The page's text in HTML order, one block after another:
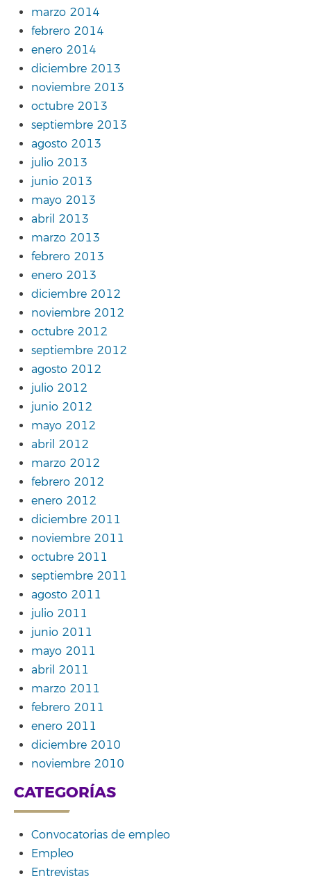
marzo 2014
febrero 2014
enero 2014
diciembre 2013
noviembre 2013
octubre 2013
septiembre 2013
agosto 2013
julio 2013
junio 2013
mayo 2013
abril 2013
marzo 2013
febrero 2013
enero 2013
diciembre 2012
noviembre 2012
octubre 2012
septiembre 2012
agosto 2012
julio 2012
junio 2012
mayo 2012
abril 2012
marzo 2012
febrero 2012
enero 2012
diciembre 2011
noviembre 2011
octubre 2011
septiembre 2011
agosto 2011
julio 2011
junio 2011
mayo 2011
abril 2011
marzo 2011
febrero 2011
enero 2011
diciembre 2010
noviembre 2010
CATEGORÍAS
Convocatorias de empleo
Empleo
Entrevistas